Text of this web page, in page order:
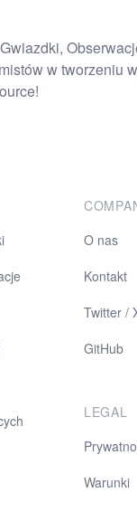
w tworzeniu
O nas
Kontakt
Twitter /
GitHub
LEGAL
Warunki